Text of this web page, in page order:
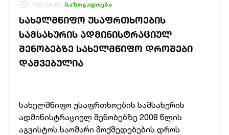
1786136032 საზოგადოება
ᲡᲐᲮᲔᲚᲛᲬᲘᲤᲝ ᲣᲡᲐᲤᲠᲗᲮᲝᲔᲑᲘᲡ
ᲡᲐᲛᲡᲐᲮᲣᲠᲘᲡ ᲐᲓᲛᲘᲜᲘᲡᲢᲠᲐᲪᲘᲣᲚ
ᲨᲔᲜᲝᲑᲔᲑᲖᲔ ᲡᲐᲮᲔᲚᲛᲬᲘᲤᲝ ᲓᲠᲝᲨᲔᲑᲘ
ᲓᲐᲨᲕᲔᲑᲣᲚᲘᲐ
სახელმწიფო უსაფრთხოების სამსახურის
ადმინისტრაციულ შენობებზე 2008 წლის
აგვისტოს საომარი მოქმედებების დროს